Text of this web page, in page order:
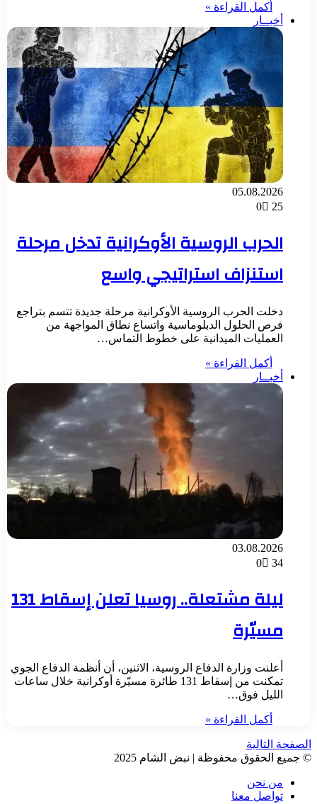
أكمل القراءة »
أخبــار
05.08.2026
0
25
الحرب الروسية الأوكرانية تدخل مرحلة
استنزاف استراتيجي واسع
دخلت الحرب الروسية الأوكرانية مرحلة جديدة تتسم بتراجع
فرص الحلول الدبلوماسية واتساع نطاق المواجهة من
العمليات الميدانية على خطوط التماس…
أكمل القراءة »
أخبــار
03.08.2026
0
34
ليلة مشتعلة.. روسيا تعلن إسقاط 131
مسيّرة
أعلنت وزارة الدفاع الروسية، الاثنين، أن أنظمة الدفاع الجوي
تمكنت من إسقاط 131 طائرة مسيّرة أوكرانية خلال ساعات
الليل فوق…
أكمل القراءة »
الصفحة التالية
© جميع الحقوق محفوظة | نبض الشام 2025
من نحن
تواصل معنا